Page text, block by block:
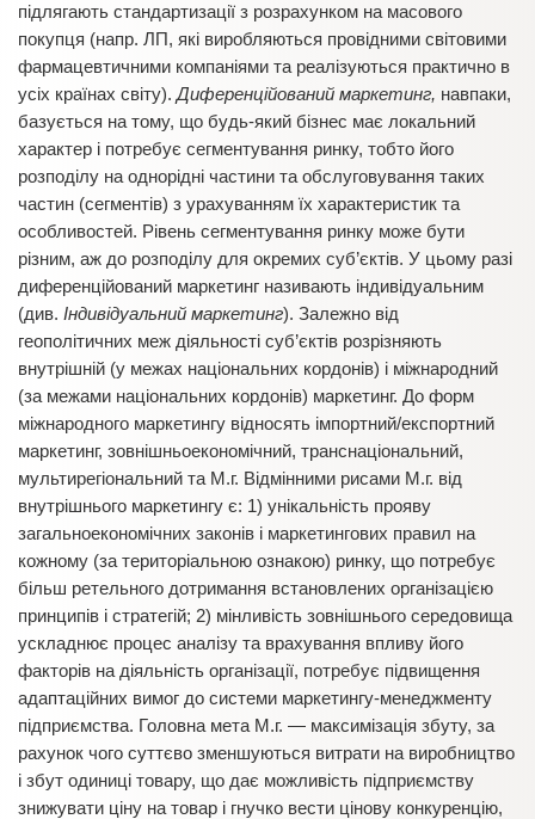
підлягають стандартизації з розрахунком на масового
покупця (напр. ЛП, які виробляються провідними світовими
фармацевтичними компаніями та реалізуються практично в
усіх країнах світу). Диференційований маркетинг, навпаки,
базується на тому, що будь-який бізнес має локальний
характер і потребує сегментування ринку, тобто його
розподілу на однорідні частини та обслуговування таких
частин (сегментів) з урахуванням їх характеристик та
особливостей. Рівень сегментування ринку може бути
різним, аж до розподілу для окремих суб’єктів. У цьому разі
диференційований маркетинг називають індивідуальним
(див. Індивідуальний маркетинг). Залежно від
геополітичних меж діяльності суб’єктів розрізняють
внутрішній (у межах національних кордонів) і міжнародний
(за межами національних кордонів) маркетинг. До форм
міжнародного маркетингу відносять імпортний/експортний
маркетинг, зовнішньоекономічний, транснаціональний,
мультирегіональний та М.г. Відмінними рисами М.г. від
внутрішнього маркетингу є: 1) унікальність прояву
загальноекономічних законів і маркетингових правил на
кожному (за територіальною ознакою) ринку, що потребує
більш ретельного дотримання встановлених організацією
принципів і стратегій; 2) мінливість зовнішнього середовища
ускладнює процес аналізу та врахування впливу його
факторів на діяльність організації, потребує підвищення
адаптаційних вимог до системи маркетингу-менеджменту
підприємства. Головна мета М.г. — максимізація збуту, за
рахунок чого суттєво зменшуються витрати на виробництво
і збут одиниці товару, що дає можливість підприємству
знижувати ціну на товар і гнучко вести цінову конкуренцію,